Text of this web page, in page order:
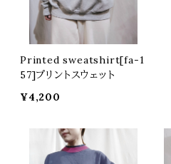
Printed sweatshirt[fa-1
57]プリントスウェット
¥4,200